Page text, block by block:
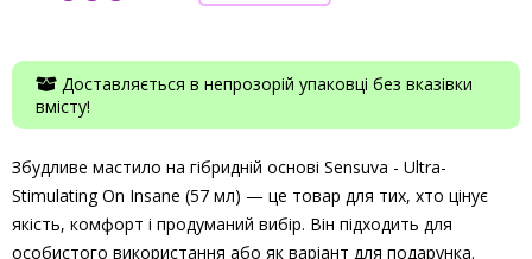
Доставляється в непрозорій упаковці без вказівки
вмісту!
Збудливе мастило на гібридній основі Sensuva - Ultra-
Stimulating On Insane (57 мл) — це товар для тих, хто цінує
якість, комфорт і продуманий вибір. Він підходить для
особистого використання або як варіант для подарунка.